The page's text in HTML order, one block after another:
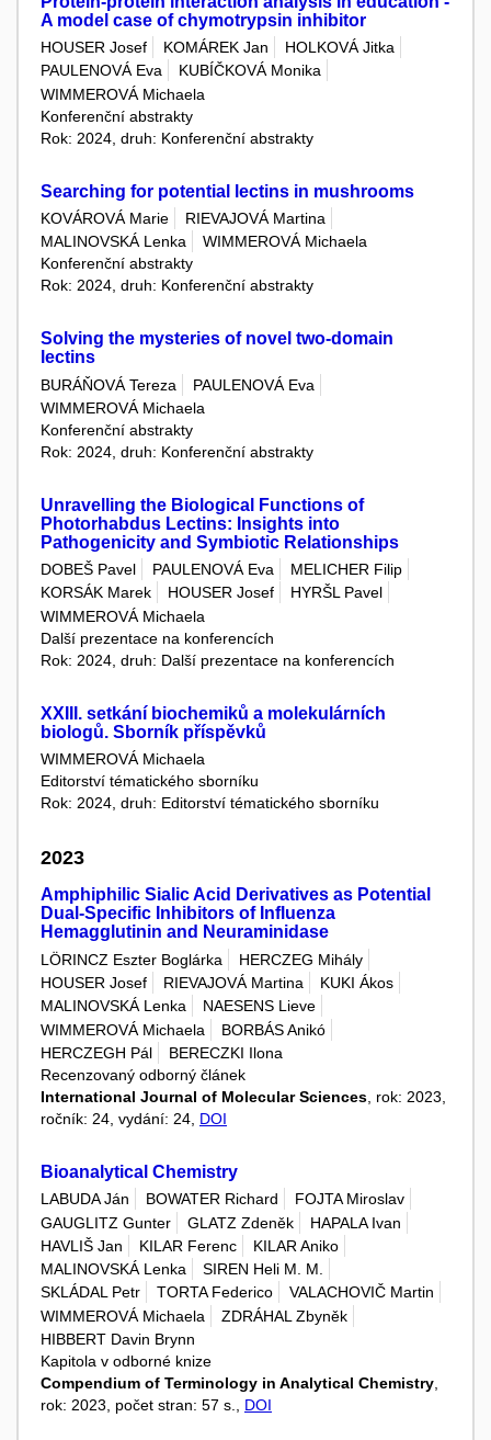
A model case of chymotrypsin inhibitor
HOUSER Josef KOMÁREK Jan
HOLKOVÁ Jitka
PAULENOVÁ Eva
KUBÍČKOVÁ Monika
WIMMEROVÁ Michaela
Konferenční abstrakty
Rok: 2024, druh: Konferenční abstrakty
Searching for potential lectins in mushrooms
KOVÁROVÁ Marie
RIEVAJOVÁ Martina
MALINOVSKÁ Lenka
WIMMEROVÁ Michaela
Konferenční abstrakty
Rok: 2024, druh: Konferenční abstrakty
Solving the mysteries of novel two-domain
lectins
BURÁŇOVÁ Tereza
PAULENOVÁ Eva
WIMMEROVÁ Michaela
Konferenční abstrakty
Rok: 2024, druh: Konferenční abstrakty
Unravelling the Biological Functions of
Photorhabdus Lectins: Insights into
Pathogenicity and Symbiotic Relationships
DOBEŠ Pavel PAULENOVÁ Eva
MELICHER Filip
KORSÁK Marek
HOUSER Josef
HYRŠL Pavel
WIMMEROVÁ Michaela
Další prezentace na konferencích
Rok: 2024, druh: Další prezentace na konferencích
XXIII. setkání biochemiků a molekulárních
biologů. Sborník příspěvků
WIMMEROVÁ Michaela
Editorství tématického sborníku
Rok: 2024, druh: Editorství tématického sborníku
2023
Amphiphilic Sialic Acid Derivatives as Potential
Dual-Specific Inhibitors of Influenza
Hemagglutinin and Neuraminidase
LÖRINCZ Eszter Boglárka
HERCZEG Mihály
HOUSER Josef
RIEVAJOVÁ Martina
KUKI Ákos
MALINOVSKÁ Lenka
NAESENS Lieve
WIMMEROVÁ Michaela
BORBÁS Anikó
HERCZEGH Pál
BERECZKI Ilona
Recenzovaný odborný článek
International Journal of Molecular Sciences , rok: 2023,
ročník: 24, vydání: 24, DOI
Bioanalytical Chemistry
LABUDA Ján BOWATER Richard
FOJTA Miroslav
GAUGLITZ Gunter
GLATZ Zdeněk
HAPALA Ivan
HAVLIŠ Jan
KILAR Ferenc
KILAR Aniko
MALINOVSKÁ Lenka
SIREN Heli M. M.
SKLÁDAL Petr
TORTA Federico
VALACHOVIČ Martin
WIMMEROVÁ Michaela
ZDRÁHAL Zbyněk
HIBBERT Davin Brynn
Kapitola v odborné knize
Compendium of Terminology in Analytical Chemistry
rok: 2023, počet stran: 57 s., DOI